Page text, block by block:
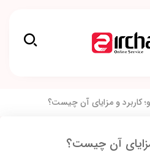
کاربرد و مزایای آن چیست؟
آن چیست؟